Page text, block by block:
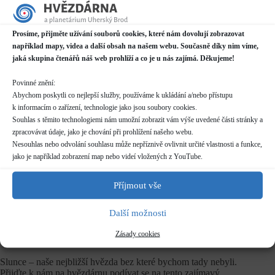
Prosíme, přijměte užívání souborů cookies, které nám dovolují zobrazovat
například mapy, videa a další obsah na našem webu. Současně díky nim víme,
jaká skupina čtenářů náš web prohlíží a co je u nás zajímá. Děkujeme!
Povinné znění:
Abychom poskytli co nejlepší služby, používáme k ukládání a/nebo přístupu
k informacím o zařízení, technologie jako jsou soubory cookies.
Souhlas s těmito technologiemi nám umožní zobrazit vám výše uvedené části stránky a
zpracovávat údaje, jako je chování při prohlížení našeho webu.
Nesouhlas nebo odvolání souhlasu může nepříznivě ovlivnit určité vlastnosti a funkce,
jako je například zobrazení map nebo videí vložených z YouTube.
Příjmout vše
Další možnosti
Zásady cookies
Datum / čas
17.05.2026
14:00 - 18:00
Hvězdárna
Prakšická 2222, Uherský Brod
Další informace o dostupnosti a parkování
Kategorie
Pravidelné akce
Rezervace
Slunce – naše nejbližší hvězda bez které bychom tady nebyli.
Přijďte k nám na hvězdárnu podívat se na tento zajímavý